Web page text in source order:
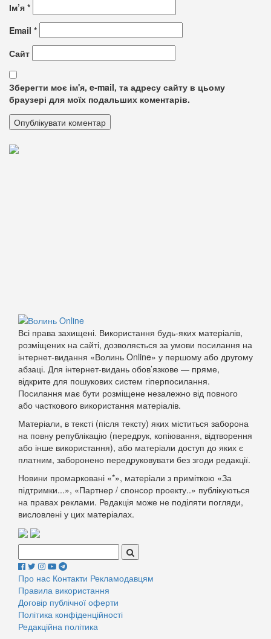
Ім’я *
Email *
Сайт
Зберегти моє ім'я, e-mail, та адресу сайту в цьому
браузері для моїх подальших коментарів.
Всі права захищені. Використання будь-яких матеріалів,
розміщених на сайті, дозволяється за умови посилання на
інтернет-видання «Волинь Online» у першому або другому
абзаці. Для інтернет-видань обов’язкове — пряме,
відкрите для пошукових систем гіперпосилання.
Посилання має бути розміщене незалежно від повного
або часткового використання матеріалів.
Матеріали, в тексті (після тексту) яких міститься заборона
на повну републікацію (передрук, копіювання, відтворення
або інше використання), або матеріали доступ до яких є
платним, заборонено передруковувати без згоди редакції.
Новини промарковані «*», матеріали з приміткою «За
підтримки...», «Партнер / спонсор проекту..» публікуються
на правах реклами. Редакція може не поділяти погляди,
висловлені у цих матеріалах.
Про нас Контакти Рекламодавцям
Правила використання
Договір публічної оферти
Політика конфіденційності
Редакційна політика